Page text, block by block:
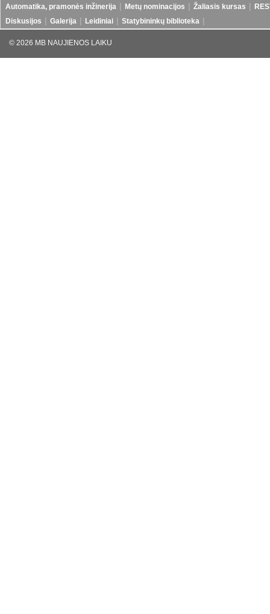
Automatika, pramonės inžinerija
Metų nominacijos Žaliasis kursas
Diskusijos
Galerija Leidiniai Statybininkų biblioteka
© 2026 MB NAUJIENOS LAIKU